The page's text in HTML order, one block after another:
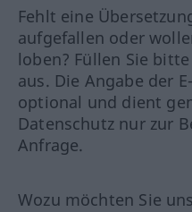
Fehlt eine
aufgefallen oder
loben? Füllen Sie
aus. Die Angabe der
optional und dient
Datenschutz nur zur
Anfrage.
Wozu möchten Sie